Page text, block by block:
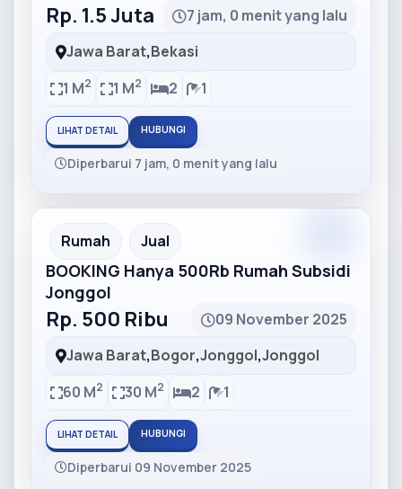
Rp. 1.5 Juta
7 jam, 0 menit yang lalu
Jawa Barat,Bekasi
1 M2 1 M2 2 1
LIHAT DETAIL HUBUNGI
Diperbarui 7 jam, 0 menit yang lalu
Partner Ad
Rumah Jual
BOOKING Hanya 500Rb Rumah Subsidi
Jonggol
Rp. 500 Ribu
09 November 2025
Jawa Barat,Bogor,Jonggol,Jonggol
60 M2 30 M2 2 1
LIHAT DETAIL HUBUNGI
Diperbarui 09 November 2025